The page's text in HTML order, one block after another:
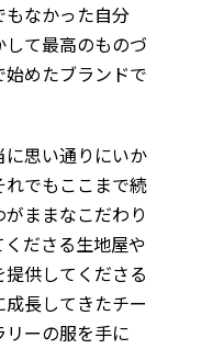
なかった自分
て最高のものづ
めたブランドで
思い通りにいか
でもここまで続
ままなこだわり
ださる生地屋や
供してくださる
長してきたチー
ーの服を手に